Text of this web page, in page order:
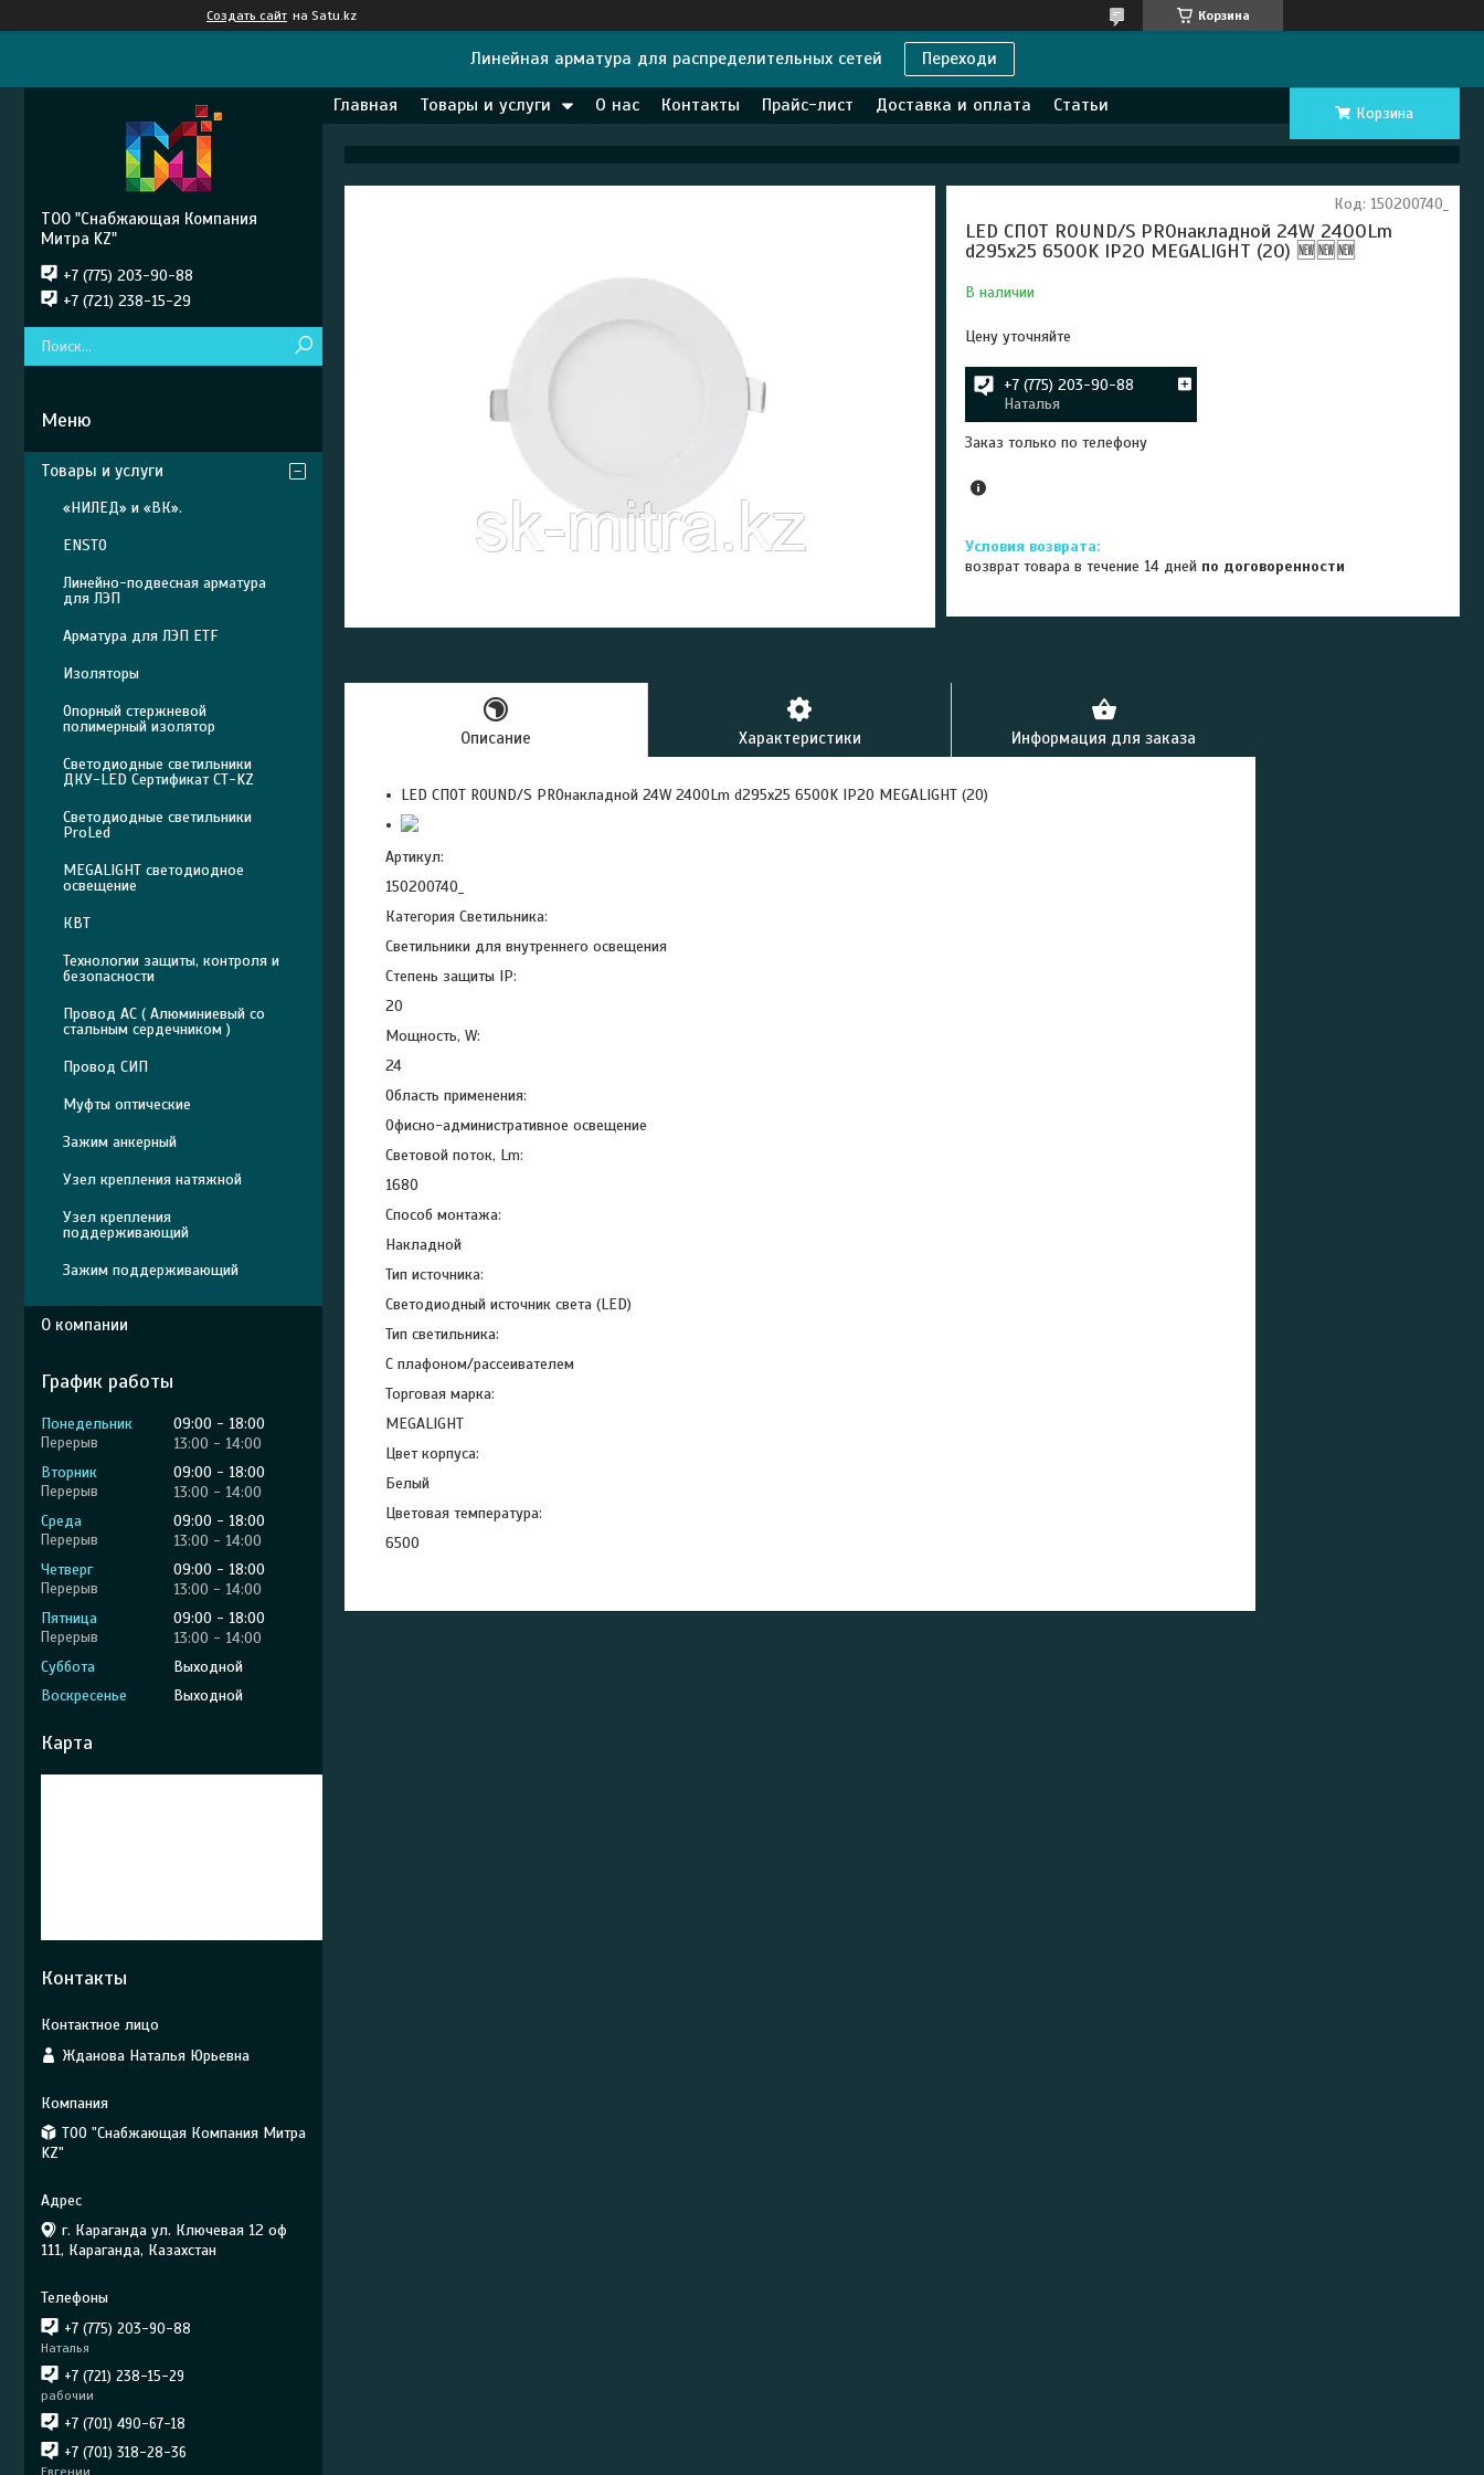
Создать сайт на Satu.kz Корзина
Линейная арматура для распределительных сетей Переходи
Главная Товары и услуги О нас Контакты Прайс-лист Доставка и оплата Статьи Корзина
LED СПОТ ROUND/S PROнакладной 24W 2400Lm
d295x25 6500K IP20 MEGALIGHT (20) 🆕🆕🆕
В наличии
Код: 150200740_
Цену уточняйте
+7 (775) 203-90-88
Наталья
Заказ только по телефону
возврат товара в течение 14 дней по договоренности
Описание Характеристики Информация для заказа
LED СПОТ ROUND/S PROнакладной 24W 2400Lm d295x25 6500K IP20 MEGALIGHT (20)
Артикул:
150200740_
Категория Светильника:
Светильники для внутреннего освещения
Степень защиты IP:
20
Мощность, W:
24
Область применения:
Офисно-административное освещение
Световой поток, Lm:
1680
Способ монтажа:
Накладной
Тип источника:
Светодиодный источник света (LED)
Тип светильника:
С плафоном/рассеивателем
Торговая марка:
MEGALIGHT
Цвет корпуса:
Белый
Цветовая температура:
6500
ТОО "Снабжающая Компания
Митра KZ"
+7 (775) 203-90-88
+7 (721) 238-15-29
Товары и услуги
«НИЛЕД» и «ВК».
ENSTO
Линейно-подвесная арматура
для ЛЭП
Арматура для ЛЭП ETF
Изоляторы
Опорный стержневой
полимерный изолятор
Светодиодные светильники
ДКУ-LED Сертификат СТ-KZ
Светодиодные светильники
ProLed
MEGALIGHT светодиодное
освещение
КВТ
Технологии защиты, контроля и
безопасности
Провод АС ( Алюминиевый со
стальным сердечником )
Провод СИП
Муфты оптические
Зажим анкерный
Узел крепления натяжной
Узел крепления
поддерживающий
Зажим поддерживающий
О компании
График работы
Понедельник 09:00
18:00
13:00
14:00
Вторник
09:00
18:00
13:00
14:00
Среда
09:00
18:00
13:00
14:00
Четверг
09:00
18:00
13:00
14:00
Пятница
09:00
18:00
13:00
14:00
Суббота
Выходной
Воскресенье
Выходной
Карта
Контакты
Жданова Наталья Юрьевна
ТОО "Снабжающая Компания Митра
KZ"
г. Караганда ул. Ключевая 12 оф
111, Караганда, Казахстан
+7 (775) 203-90-88
Наталья
+7 (721) 238-15-29
рабочии
+7 (701) 490-67-18
+7 (701) 318-28-36
Евгении